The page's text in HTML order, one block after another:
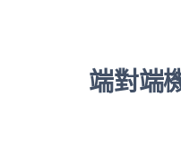
端對端